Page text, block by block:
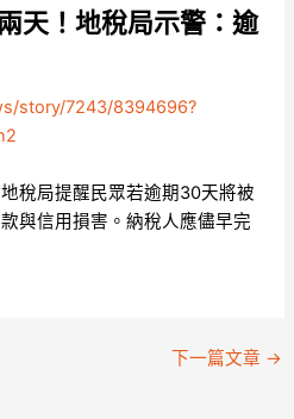
天！地稅局示警：逾
story/7243/8394696?
稅局提醒民眾若逾期30天將被
與信用損害。納稅人應儘早完
下一篇文章 →